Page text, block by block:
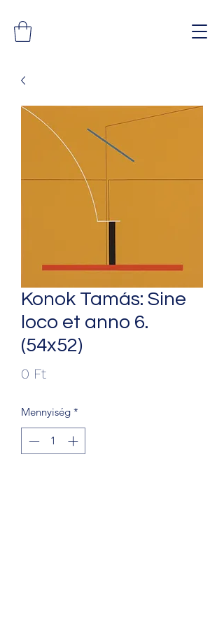
Konok Tamás: Sine
loco et anno 6.
(54x52)
0 FtÁr
Mennyiség *